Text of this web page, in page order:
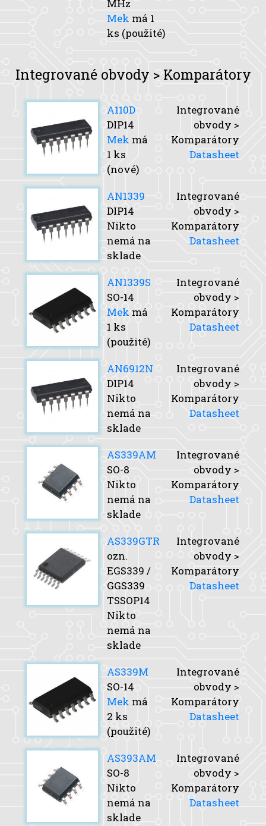
MHz
Mek má 1
ks (použité)
Integrované obvody > Komparátory
A110D
DIP14
Mek má
1 ks
(nové)
Integrované
obvody >
Komparátory
Datasheet
AN1339
DIP14
Nikto
nemá na
sklade
Integrované
obvody >
Komparátory
Datasheet
AN1339S
SO-14
Mek má
1 ks
(použité)
Integrované
obvody >
Komparátory
Datasheet
AN6912N
DIP14
Nikto
nemá na
sklade
Integrované
obvody >
Komparátory
Datasheet
AS339AM
SO-8
Nikto
nemá na
sklade
Integrované
obvody >
Komparátory
Datasheet
AS339GTR
ozn.
EGS339 /
GGS339
TSSOP14
Nikto
nemá na
sklade
Integrované
obvody >
Komparátory
Datasheet
AS339M
SO-14
Mek má
2 ks
(použité)
Integrované
obvody >
Komparátory
Datasheet
AS393AM
SO-8
Nikto
nemá na
sklade
Integrované
obvody >
Komparátory
Datasheet